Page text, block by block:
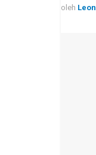
oleh Leon